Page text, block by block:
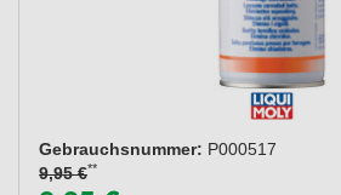
Gebrauchsnummer: P000517
9,95 €**